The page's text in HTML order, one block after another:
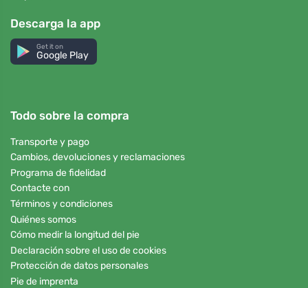
Descarga la app
Get it on
Google Play
Todo sobre la compra
Transporte y pago
Cambios, devoluciones y reclamaciones
Programa de fidelidad
Contacte con
Términos y condiciones
Quiénes somos
Cómo medir la longitud del pie
Declaración sobre el uso de cookies
Protección de datos personales
Pie de imprenta